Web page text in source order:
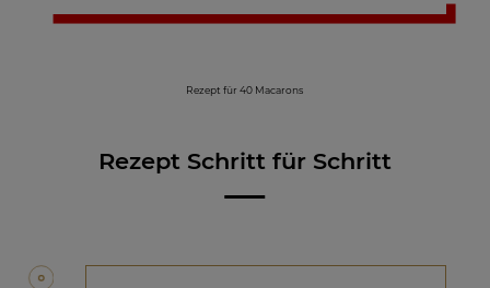
Rezept für 40 Macarons
Rezept Schritt für Schritt